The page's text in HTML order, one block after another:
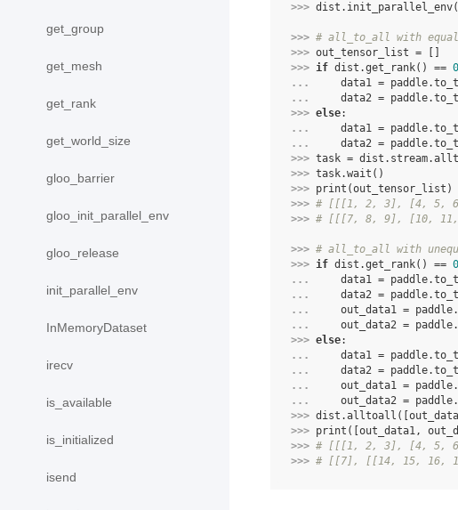
get_group
get_mesh
get_rank
get_world_size
gloo_barrier
gloo_init_parallel_env
gloo_release
init_parallel_env
InMemoryDataset
irecv
is_available
is_initialized
isend
>>> dist . init_parallel_env
>>> # all_to_all with
>>> out_tensor_list =
>>> if dist .get_rank() == 0
...
data1 = paddle.
...
data2 = paddle.
>>> else:
...
data1 = paddle.
...
data2 = paddle.
>>> task = dist . stream.
>>> task.wait ()
>>> print (out_tensor_list )
>>> # [[[1, 2, 3], [4, 5,
>>> # [[[7, 8, 9], [10, 11,
>>> # all_to_all with
>>> if dist .get_rank() == 0
...
data1 = paddle.
...
data2 = paddle.
...
out_data1 = paddle.
...
out_data2 = paddle.
>>> else:
...
data1 = paddle.
...
data2 = paddle.
...
out_data1 = paddle.
...
out_data2 = paddle.
>>> dist .alltoall ([
>>> print ([ out_data1,
>>> # [[[1, 2, 3], [4, 5,
>>> # [[7], [[14, 15,